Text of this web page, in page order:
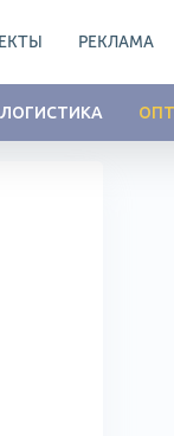
РЕКЛАМА
ЛОГИСТИКА